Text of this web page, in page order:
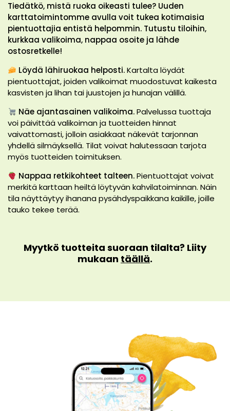
Tiedätkö, mistä ruoka oikeasti tulee? Uuden
karttatoimintomme avulla voit tukea kotimaisia
pientuottajia entistä helpommin. Tutustu tiloihin,
kurkkaa valikoima, nappaa osoite ja lähde
ostosretkelle!
Löydä lähiruokaa helposti.Kartalta löydät
pientuottajat, joiden valikoimat muodostuvat kaikesta
kasvisten ja lihan tai juustojen ja hunajan välillä.
Näe ajantasainen valikoima.Palvelussa tuottaja
voi päivittää valikoiman ja tuotteiden hinnat
vaivattomasti, jolloin asiakkaat näkevät tarjonnan
yhdellä silmäyksellä. Tilat voivat halutessaan tarjota
myös tuotteiden toimituksen.
Nappaa retkikohteet talteen.Pientuottajat voivat
merkitä karttaan heiltä löytyvän kahvilatoiminnan. Näin
tila näyttäytyy ihanana pysähdyspaikkana kaikille, joille
tauko tekee terää.
Myytkö tuotteita suoraan tilalta? Liity
mukaan täällä.